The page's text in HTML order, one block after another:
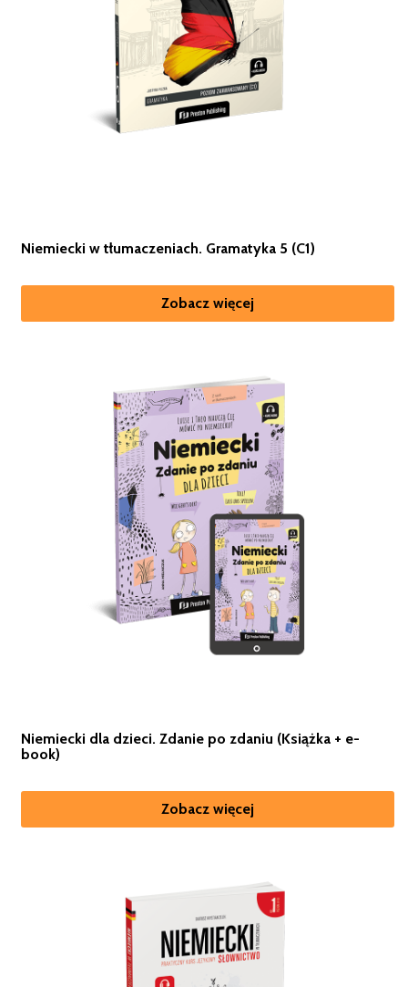
Niemiecki w tłumaczeniach. Gramatyka 5 (C1)
Zobacz więcej
Niemiecki dla dzieci. Zdanie po zdaniu (Książka + e-
book)
Zobacz więcej